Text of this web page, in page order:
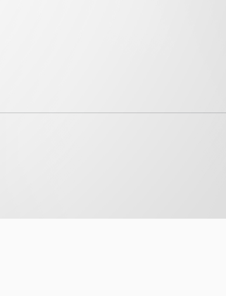
など）